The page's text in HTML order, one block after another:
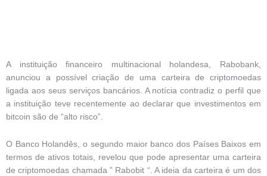
A instituição financeiro multinacional holandesa, Rabobank,
anunciou a possível criação de uma carteira de criptomoedas
ligada aos seus serviços bancários. A notícia contradiz o perfil que
a instituição teve recentemente ao declarar que investimentos em
bitcoin são de “alto risco”.
O Banco Holandês, o segundo maior banco dos Países Baixos em
termos de ativos totais, revelou que pode apresentar uma carteira
de criptomoedas chamada ” Rabobit “. A ideia da carteira é um dos